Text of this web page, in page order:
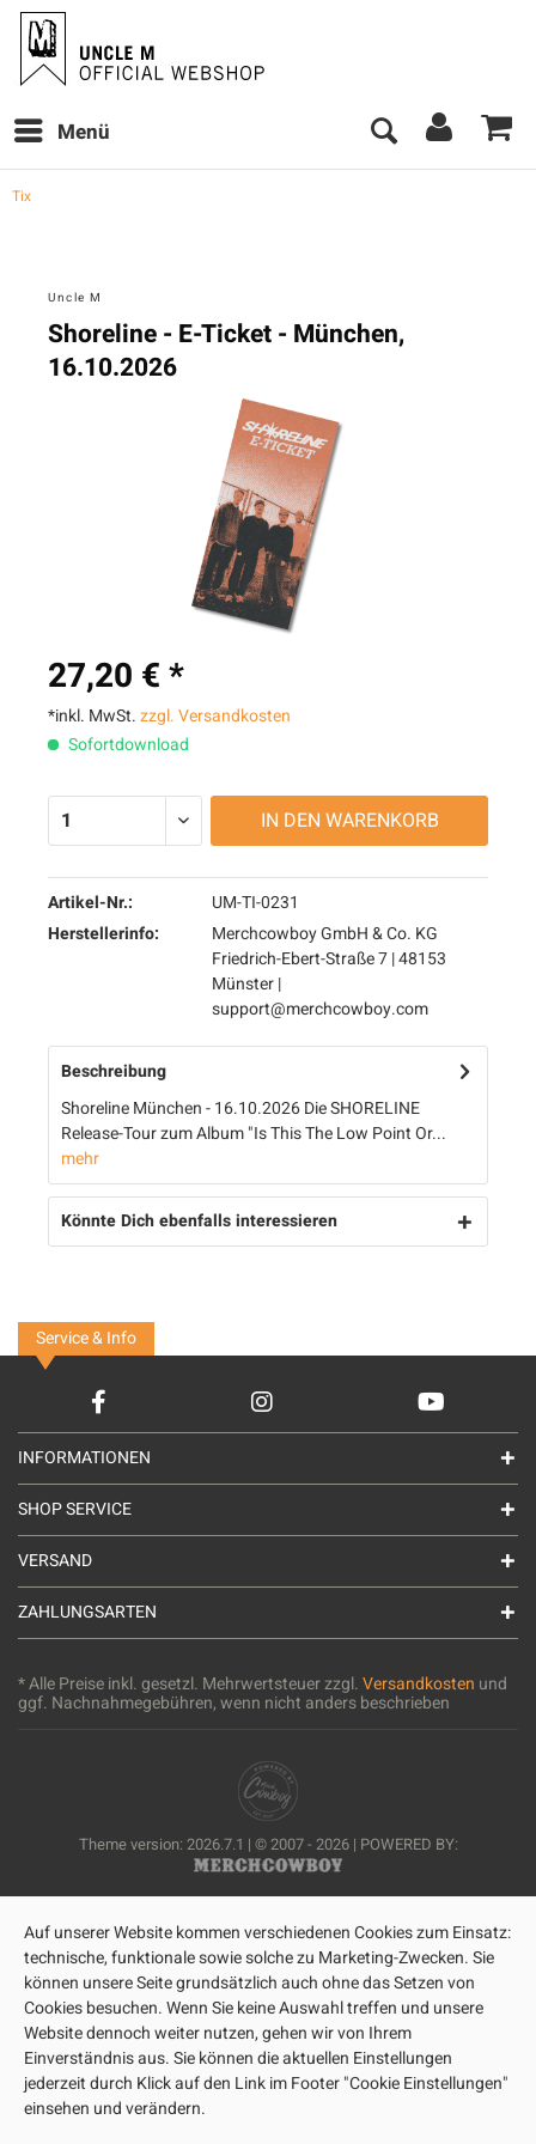
Menü
Tix
Uncle M
Shoreline - E-Ticket - München,
16.10.2026
27,20 € *
*inkl. MwSt.zzgl. Versandkosten
Sofortdownload
IN DEN WARENKORB
Artikel-Nr.:
UM-TI-0231
Herstellerinfo:
Merchcowboy GmbH & Co. KG
Friedrich-Ebert-Straße 7 | 48153
Münster |
support@merchcowboy.com
Beschreibung
Shoreline München - 16.10.2026 Die SHORELINE
Release-Tour zum Album "Is This The Low Point Or...
mehr
Könnte Dich ebenfalls interessieren
Service & Info
INFORMATIONEN
SHOP SERVICE
VERSAND
ZAHLUNGSARTEN
* Alle Preise inkl. gesetzl. Mehrwertsteuer zzgl.Versandkosten und
ggf. Nachnahmegebühren, wenn nicht anders beschrieben
Theme version: 2026.7.1 | © 2007 - 2026 | POWERED BY:
Auf unserer Website kommen verschiedenen Cookies zum Einsatz:
technische, funktionale sowie solche zu Marketing-Zwecken. Sie
können unsere Seite grundsätzlich auch ohne das Setzen von
Cookies besuchen. Wenn Sie keine Auswahl treffen und unsere
Website dennoch weiter nutzen, gehen wir von Ihrem
Einverständnis aus. Sie können die aktuellen Einstellungen
jederzeit durch Klick auf den Link im Footer "Cookie Einstellungen"
einsehen und verändern.